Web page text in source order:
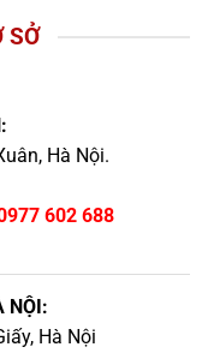
SỞ
Hà Nội.
602 688
NỘI:
Hà Nội